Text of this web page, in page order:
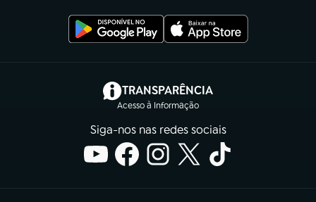
TRANSPARÊNCIA
Acesso à Informação
(abre em nova aba)
Siga-nos nas redes sociais